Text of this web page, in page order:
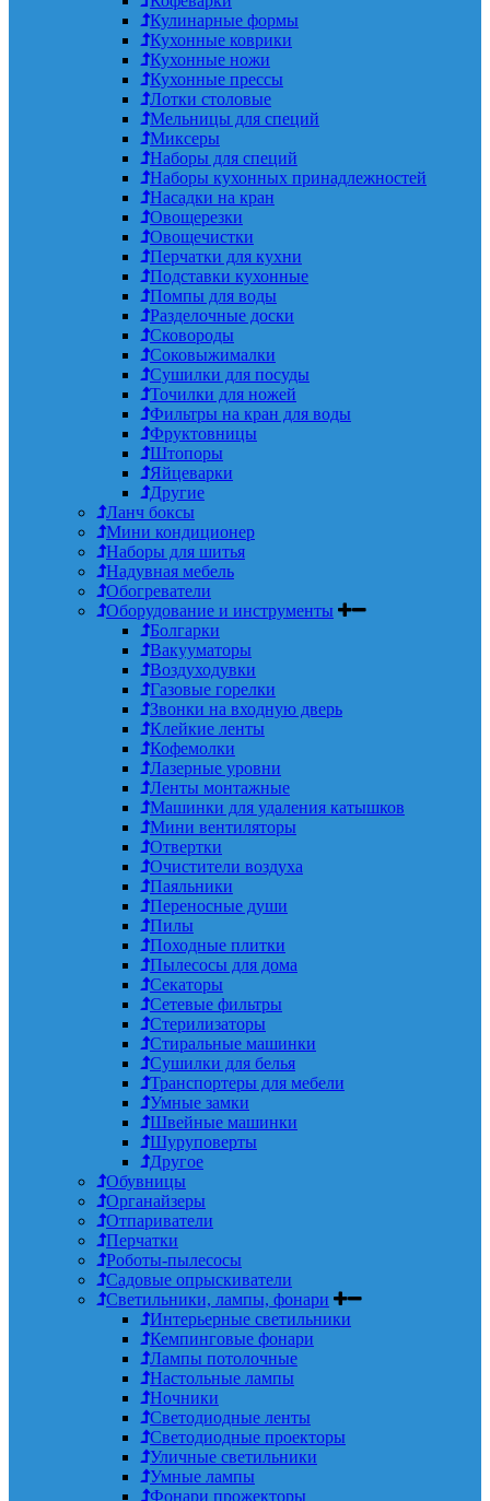
Кулинарные формы
Кухонные коврики
Кухонные ножи
Кухонные прессы
Лотки столовые
Мельницы для специй
Миксеры
Наборы для специй
Наборы кухонных принадлежностей
Насадки на кран
Овощерезки
Овощечистки
Перчатки для кухни
Подставки кухонные
Помпы для воды
Разделочные доски
Сковороды
Соковыжималки
Сушилки для посуды
Точилки для ножей
Фильтры на кран для воды
Фруктовницы
Штопоры
Яйцеварки
Другие
Ланч боксы
Мини кондиционер
Наборы для шитья
Надувная мебель
Обогреватели
Оборудование и инструменты
Болгарки
Вакууматоры
Воздуходувки
Газовые горелки
Звонки на входную дверь
Клейкие ленты
Кофемолки
Лазерные уровни
Ленты монтажные
Машинки для удаления катышков
Мини вентиляторы
Отвертки
Очистители воздуха
Паяльники
Переносные души
Пилы
Походные плитки
Пылесосы для дома
Секаторы
Сетевые фильтры
Стерилизаторы
Стиральные машинки
Сушилки для белья
Транспортеры для мебели
Умные замки
Швейные машинки
Шуруповерты
Другое
Обувницы
Органайзеры
Отпариватели
Перчатки
Роботы-пылесосы
Садовые опрыскиватели
Светильники, лампы, фонари
Интерьерные светильники
Кемпинговые фонари
Лампы потолочные
Настольные лампы
Ночники
Светодиодные ленты
Светодиодные проекторы
Уличные светильники
Умные лампы
Фонари прожекторы